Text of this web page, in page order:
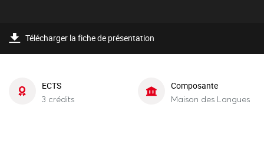
Télécharger la fiche de présentation
ECTS
3 crédits
Composante
Maison des Langues